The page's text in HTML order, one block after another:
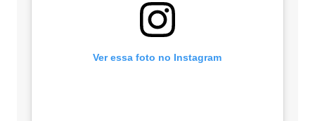
Ver essa foto no Instagram